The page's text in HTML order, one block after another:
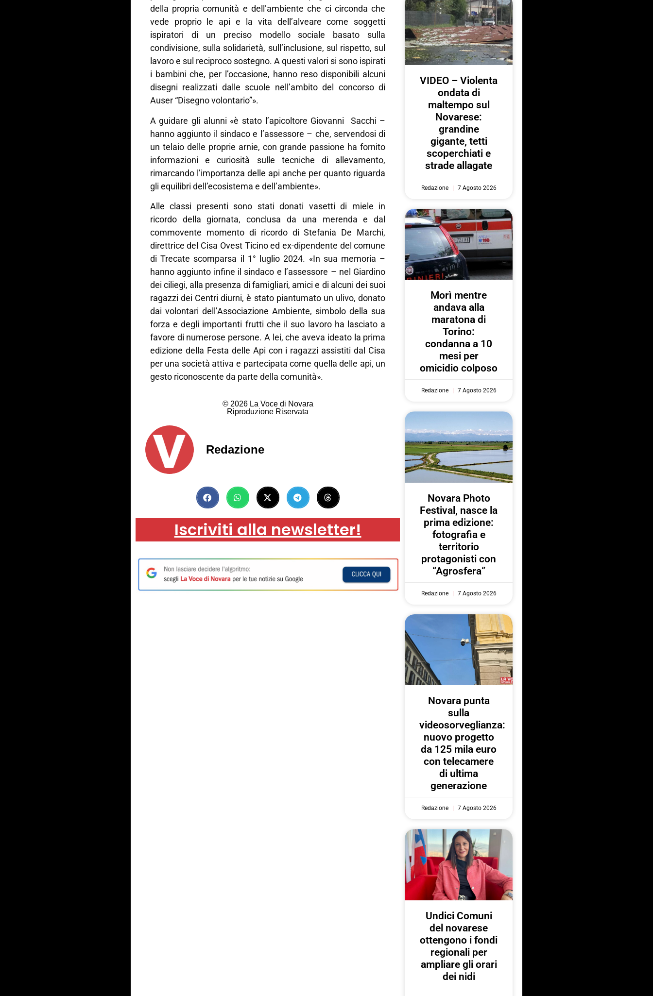
della propria comunità e dell’ambiente che ci circonda che
vede proprio le api e la vita dell’alveare come soggetti
ispiratori di un preciso modello sociale basato sulla
condivisione, sulla solidarietà, sull’inclusione, sul rispetto, sul
lavoro e sul reciproco sostegno. A questi valori si sono ispirati
i bambini che, per l’occasione, hanno reso disponibili alcuni
disegni realizzati dalle scuole nell’ambito del concorso di
Auser “Disegno volontario”».
A guidare gli alunni «è stato l’apicoltore Giovanni Sacchi –
hanno aggiunto il sindaco e l’assessore – che, servendosi di
un telaio delle proprie arnie, con grande passione ha fornito
informazioni e curiosità sulle tecniche di allevamento,
rimarcando l’importanza delle api anche per quanto riguarda
gli equilibri dell’ecosistema e dell’ambiente».
Alle classi presenti sono stati donati vasetti di miele in
ricordo della giornata, conclusa da una merenda e dal
commovente momento di ricordo di Stefania De Marchi,
direttrice del Cisa Ovest Ticino ed ex-dipendente del comune
di Trecate scomparsa il 1° luglio 2024. «In sua memoria –
hanno aggiunto infine il sindaco e l’assessore – nel Giardino
dei ciliegi, alla presenza di famigliari, amici e di alcuni dei suoi
ragazzi dei Centri diurni, è stato piantumato un ulivo, donato
dai volontari dell’Associazione Ambiente, simbolo della sua
forza e degli importanti frutti che il suo lavoro ha lasciato a
favore di numerose persone. A lei, che aveva ideato la prima
edizione della Festa delle Api con i ragazzi assistiti dal Cisa
per una società attiva e partecipata come quella delle api, un
gesto riconoscente da parte della comunità».
© 2026 La Voce di Novara
Riproduzione Riservata
Redazione
Iscriviti alla newsletter!
VIDEO – Violenta
ondata di
maltempo sul
Novarese:
grandine
gigante, tetti
scoperchiati e
strade allagate
Redazione 7 Agosto 2026
Morì mentre
andava alla
maratona di
Torino:
condanna a 10
mesi per
omicidio colposo
Redazione 7 Agosto 2026
Novara Photo
Festival, nasce la
prima edizione:
fotografia e
territorio
protagonisti con
“Agrosfera”
Redazione 7 Agosto 2026
Novara punta
sulla
videosorveglianza:
nuovo progetto
da 125 mila euro
con telecamere
di ultima
generazione
Redazione 7 Agosto 2026
Undici Comuni
del novarese
ottengono i fondi
regionali per
ampliare gli orari
dei nidi